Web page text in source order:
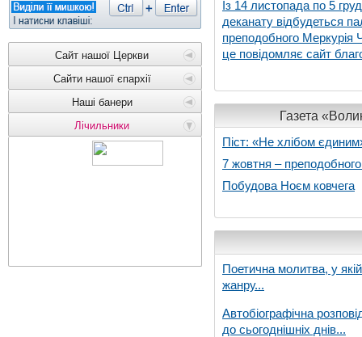
Сайт нашої Церкви
Сайти нашої єпархії
Наші банери
Лічильники
Із 14 листопада по 5
деканату відбудеться
преподобного Меркурія
це повідомляє сайт
Газета
Піст: «Не хлібом
7 жовтня –
Побудова Ноєм ковчега
Поетична молитва, у
жанру...
Автобіографічна
до сьогоднішніх днів...